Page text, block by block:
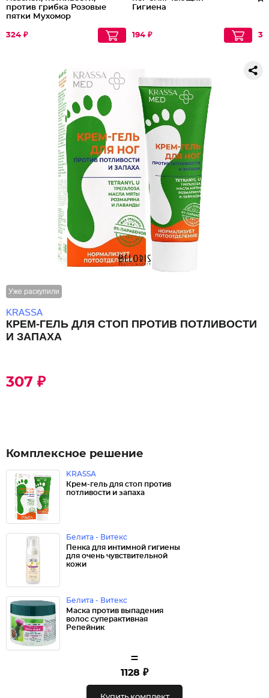
против грибка Розовые
пятки Мухомор
324 ₽
Гигиена
194 ₽
Уже раскупили
KRASSA
КРЕМ-ГЕЛЬ ДЛЯ СТОП ПРОТИВ ПОТЛИВОСТИ
И ЗАПАХА
307 ₽
Комплексное решение
KRASSA
Крем-гель для стоп против
потливости и запаха
Белита - Витекс
Пенка для интимной гигиены
для очень чувствительной
кожи
Белита - Витекс
Маска против выпадения
волос суперактивная
Репейник
=
1128 ₽